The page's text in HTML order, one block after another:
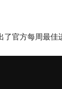
了官方每周最佳